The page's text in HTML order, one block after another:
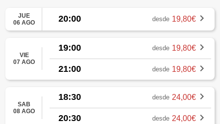
JUE
06 AGO
20:00 desde 19,80€
VIE
07 AGO
19:00 desde 19,80€
21:00 desde 19,80€
SAB
08 AGO
18:30 desde 24,00€
20:30 desde 24,00€